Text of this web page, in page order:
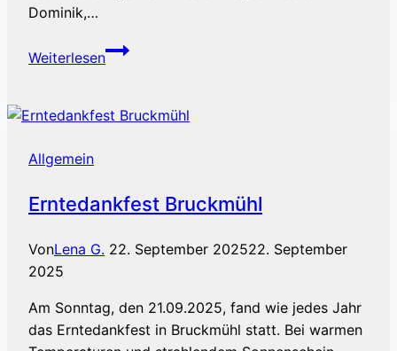
Dominik,…
Weiterlesen
Konzertwertung
Gunskirchen
Allgemein
Erntedankfest Bruckmühl
VonLena G. 22. September 202522. September
2025
Am Sonntag, den 21.09.2025, fand wie jedes Jahr
das Erntedankfest in Bruckmühl statt. Bei warmen